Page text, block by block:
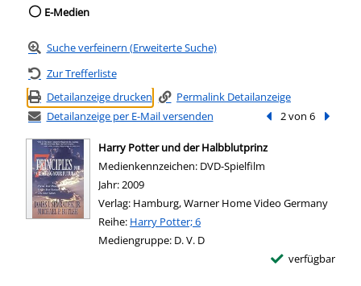
E-Medien
Suche verfeinern (Erweiterte Suche)
Zur Trefferliste
Detailanzeige drucken
Permalink Detailanzeige
Detailanzeige per E-Mail versenden
Vorheriger Treffer
2 von 6
Harry Potter und der Halbblutprinz
Suche nach diesem Verfasser
Medienkennzeichen: DVD-Spielfilm
Jahr:2009
Verlag: Hamburg, Warner Home Video Germany
Reihe: Harry Potter; 6
Mediengruppe: D. V. D
verfügbar